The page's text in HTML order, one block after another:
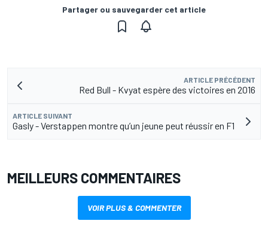
Partager ou sauvegarder cet article
ARTICLE PRÉCÉDENT
Red Bull - Kvyat espère des victoires en 2016
ARTICLE SUIVANT
Gasly - Verstappen montre qu’un jeune peut réussir en F1
MEILLEURS COMMENTAIRES
VOIR PLUS & COMMENTER